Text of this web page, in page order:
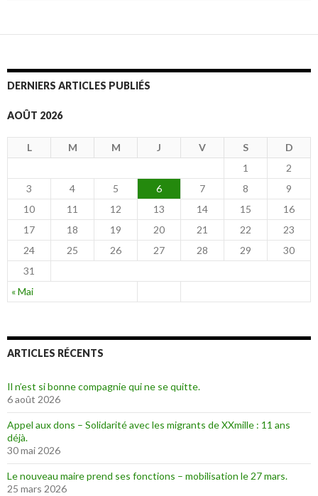
DERNIERS ARTICLES PUBLIÉS
AOÛT 2026
L M M J V S D
« Mai
1
2
3
4 5 6 7 8
9
10
11 12 13 14 15
16
17
18 19 20 21 22
23
24
25 26 27 28 29
30
31
ARTICLES RÉCENTS
Il n’est si bonne compagnie qui ne se quitte.
6 août 2026
Appel aux dons – Solidarité avec les migrants de XXmille : 11 ans
déjà.
30 mai 2026
Le nouveau maire prend ses fonctions – mobilisation le 27 mars.
25 mars 2026